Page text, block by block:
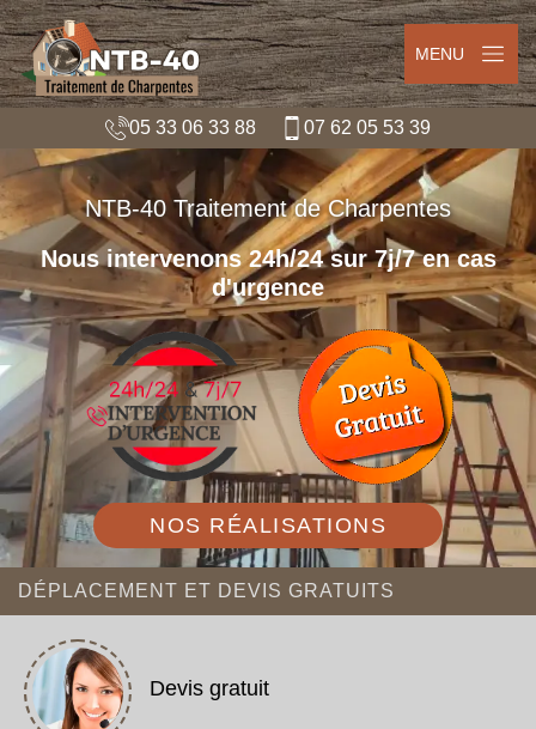
MENU
05 33 06 33 88 07 62 05 53 39
NTB-40 Traitement de Charpentes
Nous intervenons 24h/24 sur 7j/7 en cas
d'urgence
NOS RÉALISATIONS
DÉPLACEMENT ET DEVIS GRATUITS
Devis gratuit